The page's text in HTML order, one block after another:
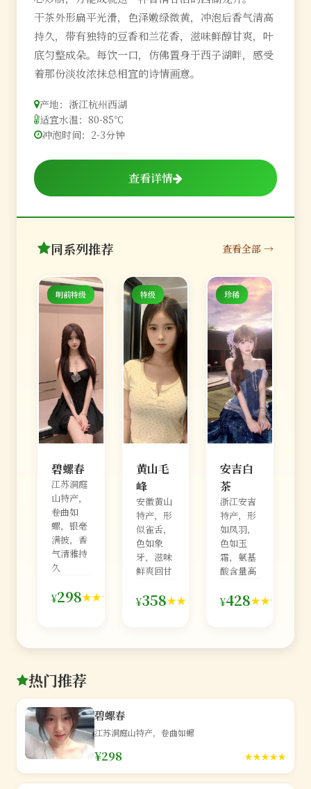
干茶外形扁平光滑，色泽嫩绿微黄，冲泡后香气清高
持久，带有独特的豆香和兰花香，滋味鲜醇甘爽，叶
底匀整成朵。每饮一口，仿佛置身于西子湖畔，感受
着那份淡妆浓抹总相宜的诗情画意。
产地：浙江杭州西湖
适宜水温：80-85℃
冲泡时间：2-3分钟
查看详情
同系列推荐 查看全部 →
明前特级
碧螺春
江苏洞庭
山特产，
卷曲如
螺，银毫
满披，香
气清雅持
久
¥298★★★★★
条
特级
黄山毛
峰
安徽黄山
特产，形
似雀舌，
色如象
牙，滋味
鲜爽回甘
¥358★★★★★
条
珍稀
安吉白
茶
浙江安吉
特产，形
如凤羽，
色如玉
霜，氨基
酸含量高
¥428★★★★★
热门推荐
碧螺春
江苏洞庭山特产，卷曲如螺
¥298 ★★★★★